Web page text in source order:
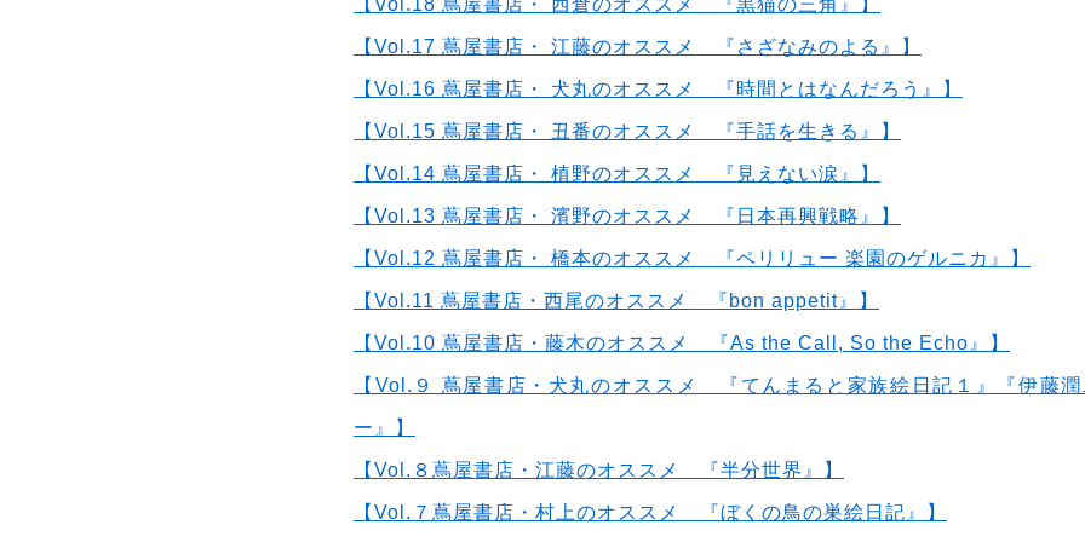
【Vol.18 蔦屋書店・ 西倉のオススメ 『黒猫の三角』】
【Vol.17 蔦屋書店・ 江藤のオススメ 『さざなみのよる』】
【Vol.16 蔦屋書店・ 犬丸のオススメ 『時間とはなんだろう』】
【Vol.15 蔦屋書店・ 丑番のオススメ 『手話を生きる』】
【Vol.14 蔦屋書店・ 植野のオススメ 『見えない涙』】
【Vol.13 蔦屋書店・ 濱野のオススメ 『日本再興戦略』 】
【Vol.12 蔦屋書店・ 橋本のオススメ 『ペリリュー 楽園のゲルニカ 』】
【 Vol.11 蔦屋書店・西尾のオススメ 『bon appetit』】
【 Vol.10 蔦屋書店・藤木のオススメ 『As the Call, So the Echo』】
【Vol.９ 蔦屋書店・犬丸のオススメ 『てんまると家族絵日記１』『伊藤
ー』】
【 Vol.８蔦屋書店・江藤のオススメ 『半分世界』】
【 Vol.７蔦屋書店・村上のオススメ 『ぼくの鳥の巣絵日記』】